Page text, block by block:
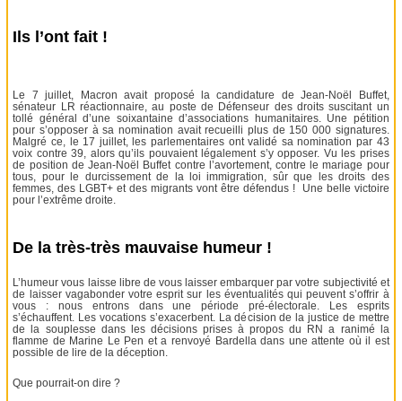
Ils l’ont fait !
Le 7 juillet, Macron avait proposé la candidature de Jean-Noël Buffet,
sénateur LR réactionnaire, au poste de Défenseur des droits suscitant un
tollé général d’une soixantaine d’associations humanitaires. Une pétition
pour s’opposer à sa nomination avait recueilli plus de 150 000 signatures.
Malgré ce, le 17 juillet, les parlementaires ont validé sa nomination par 43
voix contre 39, alors qu’ils pouvaient légalement s’y opposer. Vu les prises
de position de Jean-Noël Buffet contre l’avortement, contre le mariage pour
tous, pour le durcissement de la loi immigration, sûr que les droits des
femmes, des LGBT+ et des migrants vont être défendus ! Une belle victoire
pour l’extrême droite.
De la très-très mauvaise humeur !
L’humeur vous laisse libre de vous laisser embarquer par votre subjectivité et
de laisser vagabonder votre esprit sur les éventualités qui peuvent s’offrir à
vous : nous entrons dans une période pré-électorale. Les esprits
s’échauffent. Les vocations s’exacerbent. La décision de la justice de mettre
de la souplesse dans les décisions prises à propos du RN a ranimé la
flamme de Marine Le Pen et a renvoyé Bardella dans une attente où il est
possible de lire de la déception.
Que pourrait-on dire ?